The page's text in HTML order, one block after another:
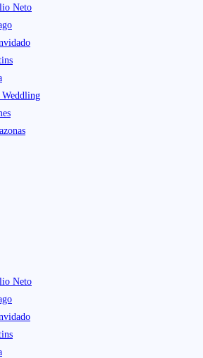
Neto
Weddling
Neto